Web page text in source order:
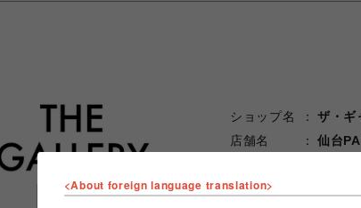
ショップ名
ザ・ギ
店舗名
仙台
ショップお問い合わ
<About foreign language translation>